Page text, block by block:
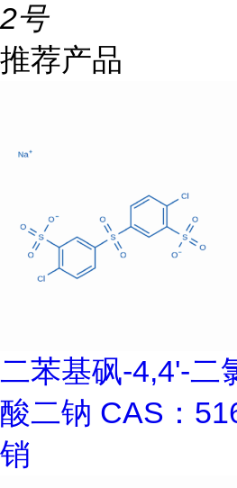
2号
推荐产品
二苯基砜-4,4'-二
酸二钠 CAS：
销